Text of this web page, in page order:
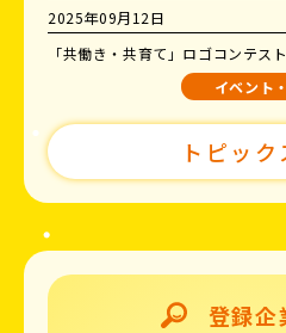
2025年09月12日
「共働き・共育て」ロゴコンテス
イベント
トピッ
登録企